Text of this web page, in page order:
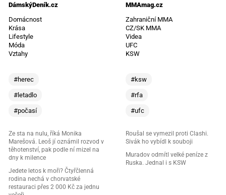
DámskýDeník.cz
Domácnost
Krása
Lifestyle
Móda
Vztahy
#herec
#letadlo
#počasí
Ze sta na nulu, říká Monika
Marešová. Leoš jí oznámil rozvod v
těhotenství, pak podle ní mizel na
dny k milence
Jedete letos k moři? Čtyřčlenná
rodina nechá v chorvatské
restauraci přes 2 000 Kč za jednu
MMAmag.cz
Zahraniční MMA
CZ/SK MMA
Videa
UFC
KSW
#ksw
#rfa
#ufc
Roušal se vymezil proti Clashi.
Sivák ho vybídl k souboji
Muradov odmítl velké peníze z
Ruska. Jednal i s KSW